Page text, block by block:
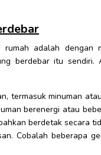
adalah dengan
berdebar itu
termasuk minuman
berenergi atau
berdetak secara
Cobalah beberapa